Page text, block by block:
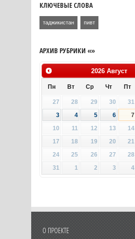
КЛЮЧЕВЫЕ СЛОВА
таджикистан пивт
АРХИВ РУБРИКИ «»
2026 Август
Пн Вт Ср Чт Пт
27 28 29 30 31
3
4 5 6 7
10
11 12 13 14
17
18 19 20 21
24
25 26 27 28
31
1 2 3 4
О ПРОЕКТЕ